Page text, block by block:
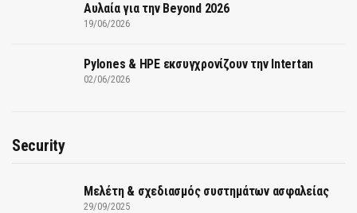
Αυλαία για την Beyond 2026
19/06/2026
Pylones & HPE εκσυγχρονίζουν την Intertan
02/06/2026
Security
Μελέτη & σχεδιασμός συστημάτων ασφαλείας
29/09/2025